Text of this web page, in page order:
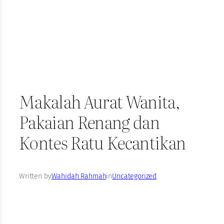
Makalah Aurat Wanita,
Pakaian Renang dan
Kontes Ratu Kecantikan
Written byWahidah RahmahinUncategorized